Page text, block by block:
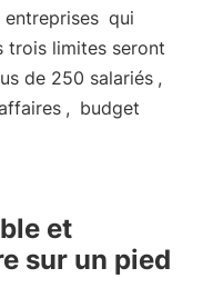
entreprises qui
trois limites seront
de 250 salariés ,
, budget
et
sur un pied